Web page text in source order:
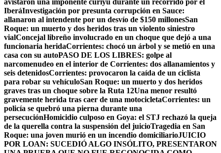
avistaron una imponente curiyú durante un recorrido por el
IberáInvestigación por presunta corrupción en Sauce:
allanaron al intendente por un desvío de $150 millonesSan
Roque: un muerto y dos heridos tras un violento siniestro
vialConcejal libreño involucrado en un choque que dejó a una
funcionaria heridaCorrientes: chocó un árbol y se metió en una
casa con su autoPASO DE LOS LIBRES: golpe al
narcomenudeo en el interior de Corrientes: dos allanamientos y
seis detenidosCorrientes: provocaron la caída de un ciclista
para robar su vehículoSan Roque: un muerto y dos heridos
graves tras un choque sobre la Ruta 12Una menor resultó
gravemente herida tras caer de una motocicletaCorrientes: un
policía se quebró una pierna durante una
persecuciónHomicidio culposo en Goya: el STJ rechazó la queja
de la querella contra la suspensión del juicioTragedia en San
Roque: una joven murió en un incendio domiciliarioJUICIO
POR LOAN: SUCEDIÓ ALGO INSÓLITO, PRESENTARON